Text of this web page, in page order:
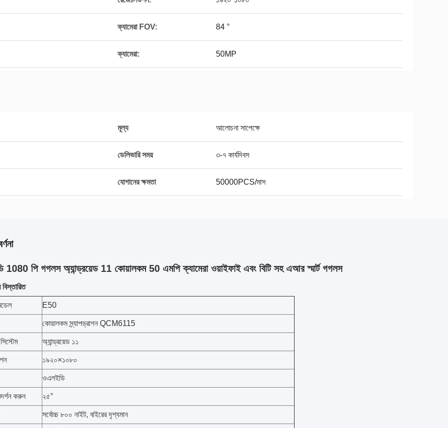
ক্যামেরা FOV: 84 °
ক্যামেরা: 50MP
মূল্য আলোচনা সাপেক্ষে
ডেলিভারি সময় ৩-৭ কার্যদিবস
যোগানের ক্ষমতা 50000PCS/মাস
1080 পি গগলস অ্যান্ড্রয়েড 11 কোয়ালকম 50 এমপি ক্যামেরা ওয়াইফাই এবং বিটি সহ এআর স্মার্ট গগলস
বিস্তারিত
E50
কোয়ালকম স্ন্যাপড্রাগন QCM6115
অ্যান্ড্রয়েড ১১
১৯২০×১০৮০
ওএলইডি
করুন ২৫°
সর্বোচ্চ ৮০০ নাইট, বাইরের দৃশ্যমান